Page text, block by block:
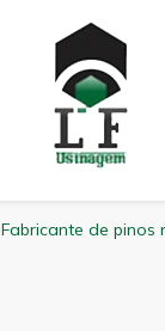
Fabricante de pinos